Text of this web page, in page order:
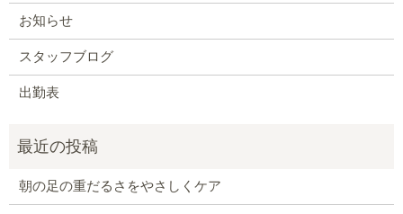
お知らせ
スタッフブログ
出勤表
朝の足の重だるさをやさしくケア